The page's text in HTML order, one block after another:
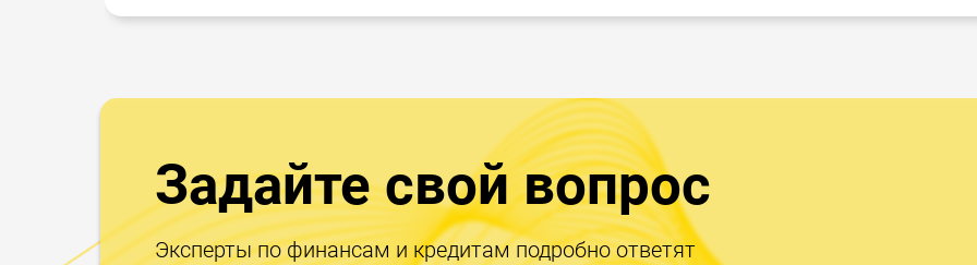
Задайте свой вопрос
Эксперты по финансам и кредитам подробно ответят